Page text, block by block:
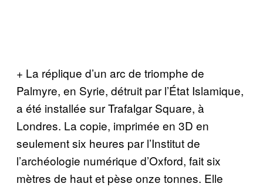
+ La réplique d’un arc de triomphe de
Palmyre, en Syrie, détruit par l’État Islamique,
a été installée sur Trafalgar Square, à
Londres. La copie, imprimée en 3D en
seulement six heures par l’Institut de
l’archéologie numérique d’Oxford, fait six
mètres de haut et pèse onze tonnes. Elle